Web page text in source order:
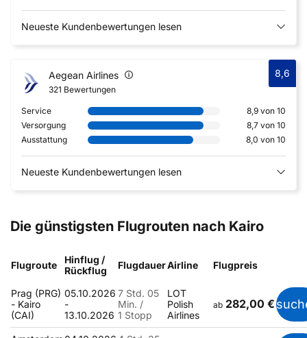
Neueste Kundenbewertungen lesen
Aegean Airlines
321 Bewertungen
8,6
Service
8,9 von 10
Versorgung
8,7 von 10
Ausstattung
8,0 von 10
Neueste Kundenbewertungen lesen
Die günstigsten Flugrouten nach Kairo
Flugroute
Hinflug /
Rückflug
FlugdauerAirline Flugpreis
Prag (PRG)
- Kairo
(CAI)
05.10.2026
-
13.10.2026
7 Std. 05
Min. /
1 Stopp
LOT
Polish
Airlines
ab 282,00 €